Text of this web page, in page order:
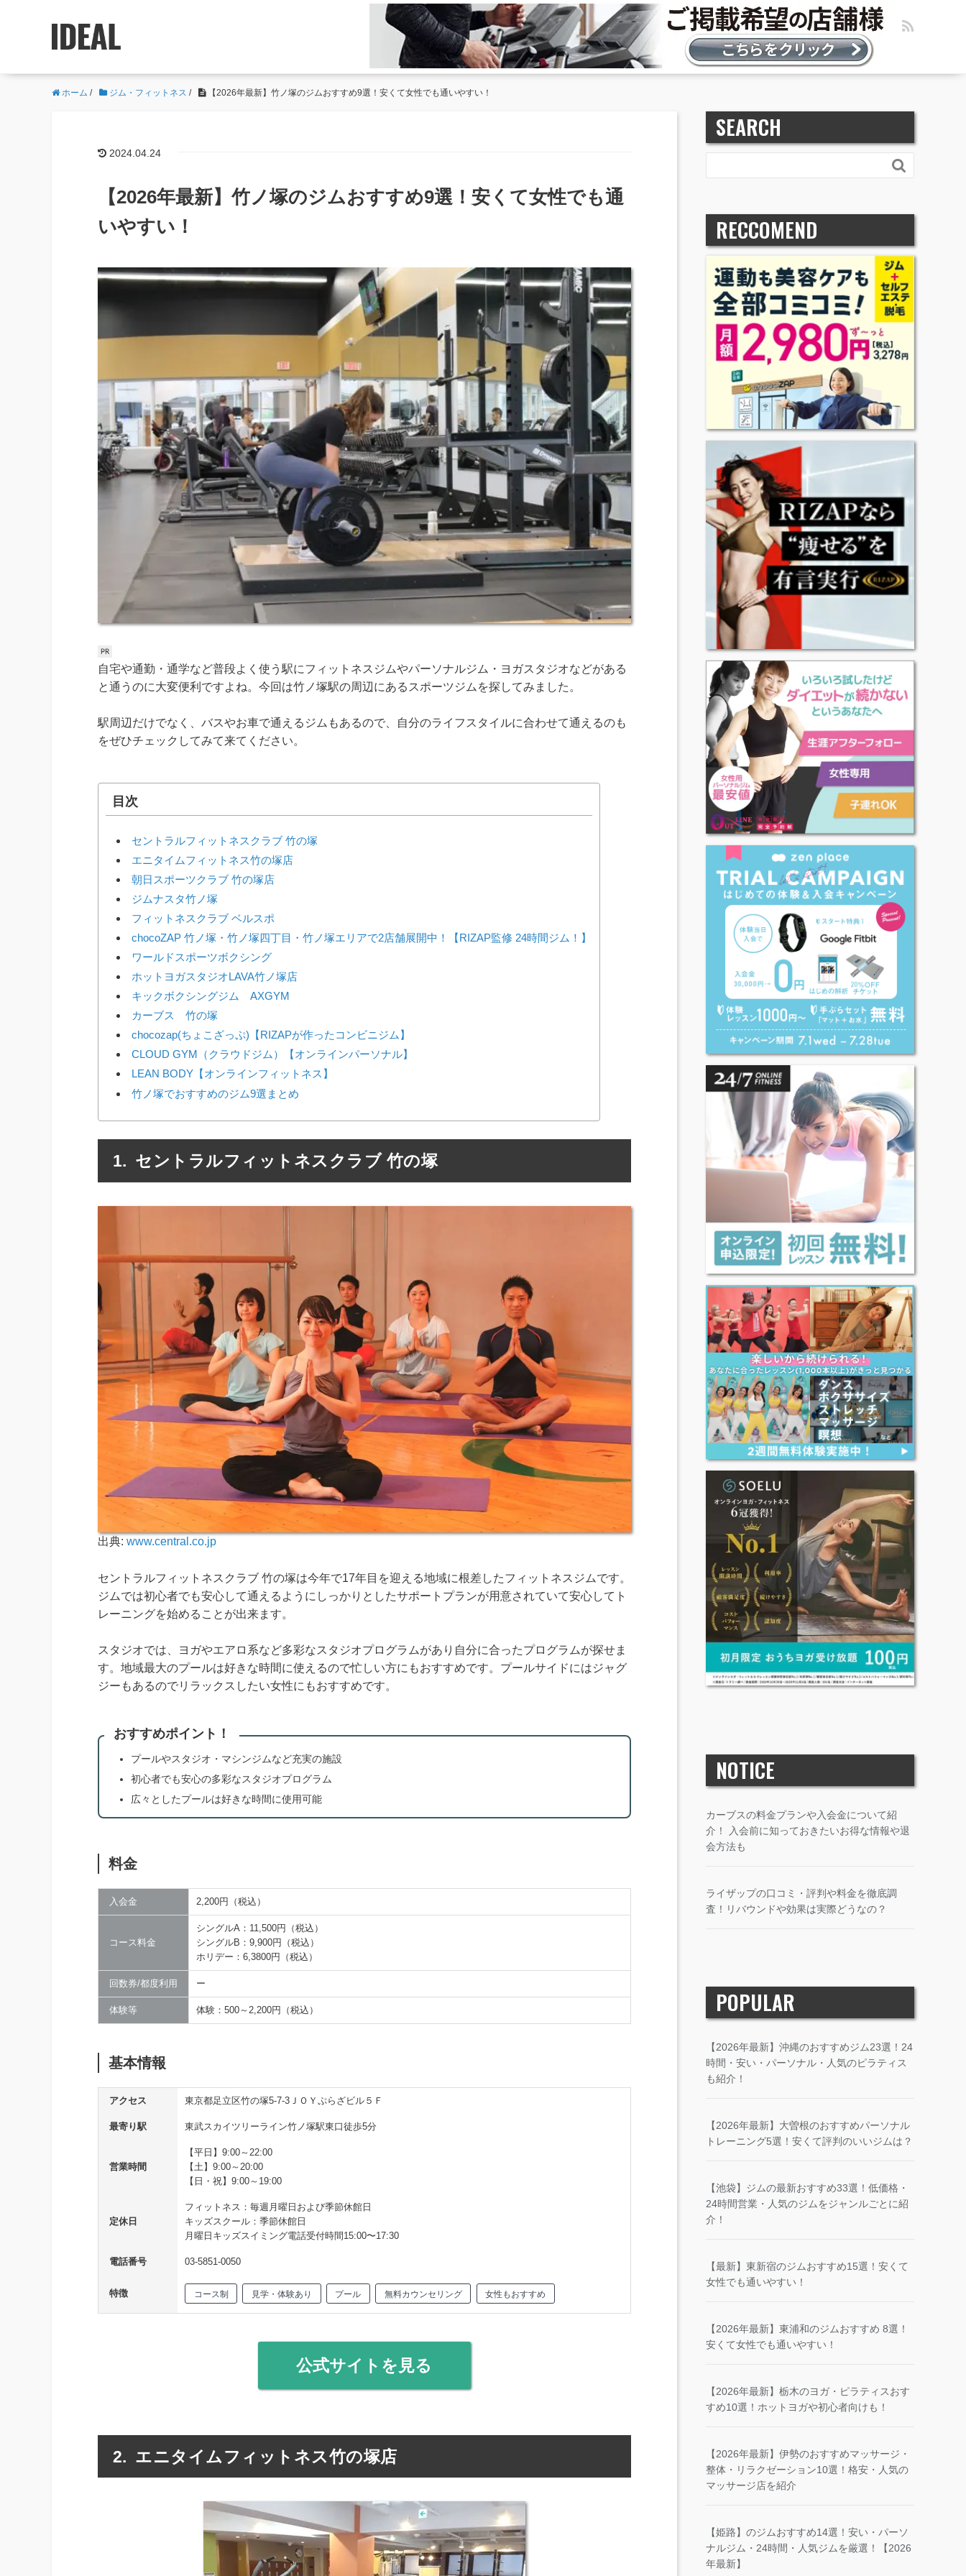
ホーム / ジム・フィットネス / 【2026年最新】竹ノ塚のジムおすすめ9選！安くて女性でも通いやすい！
2024.04.24
【2026年最新】竹ノ塚のジムおすすめ9選！安くて女性でも通
いやすい！
自宅や通勤・通学など普段よく使う駅にフィットネスジムやパーソナルジム・ヨガスタジオなどがある
と通うのに大変便利ですよね。今回は竹ノ塚駅の周辺にあるスポーツジムを探してみました。
駅周辺だけでなく、バスやお車で通えるジムもあるので、自分のライフスタイルに合わせて通えるのも
をぜひチェックしてみて来てください。
目次
セントラルフィットネスクラブ 竹の塚
エニタイムフィットネス竹の塚店
朝日スポーツクラブ 竹の塚店
ジムナスタ竹ノ塚
フィットネスクラブ ベルスポ
chocoZAP 竹ノ塚・竹ノ塚四丁目・竹ノ塚エリアで2店舗展開中！【RIZAP監修 24時間ジム！】
ワールドスポーツボクシング
ホットヨガスタジオLAVA竹ノ塚店
キックボクシングジム AXGYM
カーブス 竹の塚
chocozap(ちょこざっぷ)【RIZAPが作ったコンビニジム】
CLOUD GYM（クラウドジム）【オンラインパーソナル】
LEAN BODY【オンラインフィットネス】
竹ノ塚でおすすめのジム9選まとめ
セントラルフィットネスクラブ 竹の塚
出典: www.central.co.jp
セントラルフィットネスクラブ 竹の塚は今年で17年目を迎える地域に根差したフィットネスジムです。
ジムでは初心者でも安心して通えるようにしっかりとしたサポートプランが用意されていて安心してト
レーニングを始めることが出来ます。
スタジオでは、ヨガやエアロ系など多彩なスタジオプログラムがあり自分に合ったプログラムが探せま
す。地域最大のプールは好きな時間に使えるので忙しい方にもおすすめです。プールサイドにはジャグ
ジーもあるのでリラックスしたい女性にもおすすめです。
おすすめポイント！
プールやスタジオ・マシンジムなど充実の施設
初心者でも安心の多彩なスタジオプログラム
広々としたプールは好きな時間に使用可能
料金
入会金 2,200円（税込）
コース料金
シングルA：11,500円（税込）
シングルB：9,900円（税込）
ホリデー：6,3800円（税込）
回数券/都度利用 ー
体験等 体験：500～2,200円（税込）
基本情報
アクセス 東京都足立区竹の塚5-7-3ＪＯＹぷらざビル５Ｆ
最寄り駅 東武スカイツリーライン竹ノ塚駅東口徒歩5分
営業時間
【平日】9:00～22:00
【土】9:00～20:00
【日・祝】9:00～19:00
定休日
フィットネス：毎週月曜日および季節休館日
キッズスクール：季節休館日
月曜日キッズスイミング電話受付時間15:00〜17:30
電話番号 03-5851-0050
特徴 コース制 見学・体験あり プール 無料カウンセリング 女性もおすすめ
公式サイトを見る
エニタイムフィットネス竹の塚店
SEARCH

RECCOMEND
NOTICE
カーブスの料金プランや入会金について紹
介！ 入会前に知っておきたいお得な情報や退
会方法も
ライザップの口コミ・評判や料金を徹底調
査！リバウンドや効果は実際どうなの？
POPULAR
【2026年最新】沖縄のおすすめジム23選！24
時間・安い・パーソナル・人気のピラティス
も紹介！
【2026年最新】大曽根のおすすめパーソナル
トレーニング5選！安くて評判のいいジムは？
【池袋】ジムの最新おすすめ33選！低価格・
24時間営業・人気のジムをジャンルごとに紹
介！
【最新】東新宿のジムおすすめ15選！安くて
女性でも通いやすい！
【2026年最新】東浦和のジムおすすめ 8選！
安くて女性でも通いやすい！
【2026年最新】栃木のヨガ・ピラティスおす
すめ10選！ホットヨガや初心者向けも！
【2026年最新】伊勢のおすすめマッサージ・
整体・リラクゼーション10選！格安・人気の
マッサージ店を紹介
【姫路】のジムおすすめ14選！安い・パーソ
ナルジム・24時間・人気ジムを厳選！【2026
年最新】